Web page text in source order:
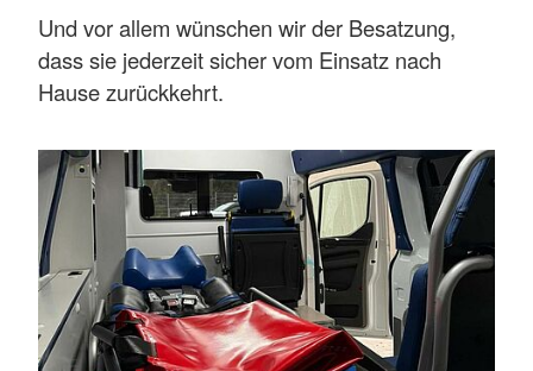
Und vor allem wünschen wir der Besatzung,
dass sie jederzeit sicher vom Einsatz nach
Hause zurückkehrt.